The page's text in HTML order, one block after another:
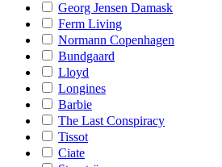
Georg Jensen Damask
Ferm Living
Normann Copenhagen
Bundgaard
Lloyd
Longines
Barbie
The Last Conspiracy
Tissot
Ciate